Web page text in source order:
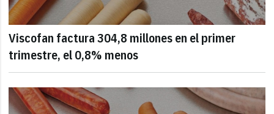
Viscofan factura 304,8 millones en el primer
trimestre, el 0,8% menos